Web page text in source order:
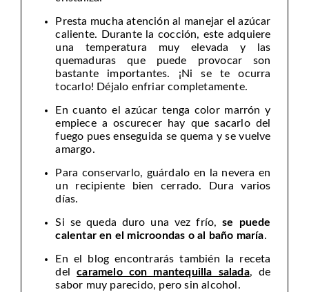
Presta mucha atención al manejar el azúcar
caliente. Durante la cocción, este adquiere
una temperatura muy elevada y las
quemaduras que puede provocar son
bastante importantes. ¡Ni se te ocurra
tocarlo! Déjalo enfriar completamente.
En cuanto el azúcar tenga color marrón y
empiece a oscurecer hay que sacarlo del
fuego pues enseguida se quema y se vuelve
amargo.
Para conservarlo, guárdalo en la nevera en
un recipiente bien cerrado. Dura varios
días.
Si se queda duro una vez frío,se puede
calentar en el microondas o al baño maría.
En el blog encontrarás también la receta
delcaramelo con mantequilla salada, de
sabor muy parecido, pero sin alcohol.